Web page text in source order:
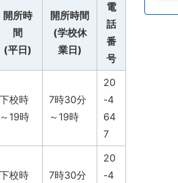
開所時
間
(平日)
開所時間
(学校休
業日)
電
話
番
号
下校時
～19時
7時30分
～19時
20
-4
64
7
下校時
7時30分
20
-4